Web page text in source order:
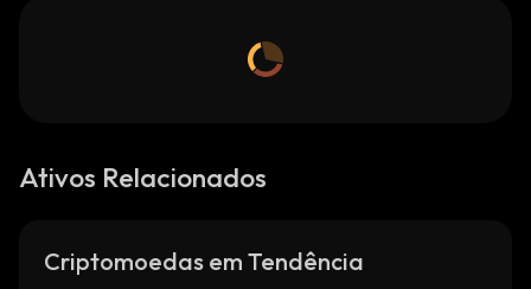
Ativos Relacionados
Criptomoedas em Tendência